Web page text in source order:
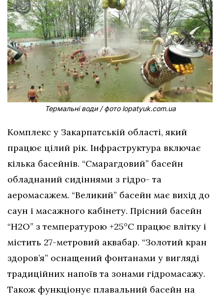
Термальні води / фото lopatyuk.com.ua
Комплекс у Закарпатській області, який
працює цілий рік. Інфраструктура включає
кілька басейнів. “Смарагдовий” басейн
обладнаний сидіннями з гідро- та
аеромасажем. “Великий” басейн має вихід до
саун і масажного кабінету. Прісний басейн
“H2O” з температурою +25°C працює влітку і
містить 27-метровий аквабар. “Золотий кран
здоров’я” оснащений фонтанами у вигляді
традиційних напоїв та зонами гідромасажу.
Також функціонує плавальний басейн на